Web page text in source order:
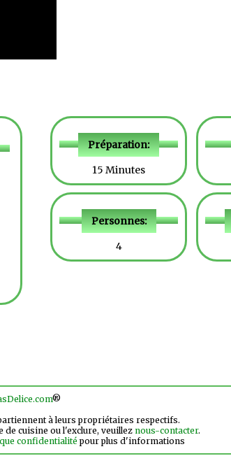
Préparation:
15 Minutes
Personnes:
4
®
à leurs propriétaires respectifs.
de cuisine ou l'exclure, veuillez nous-contacter.
confidentialitépour plus d'informations